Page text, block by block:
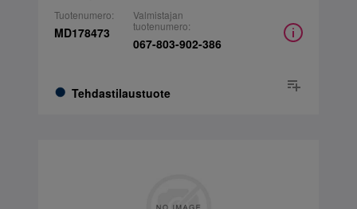
Tuotenumero:
MD178473
Tehdastilaustuote
Valmistajan
tuotenumero:
067-803-902-386